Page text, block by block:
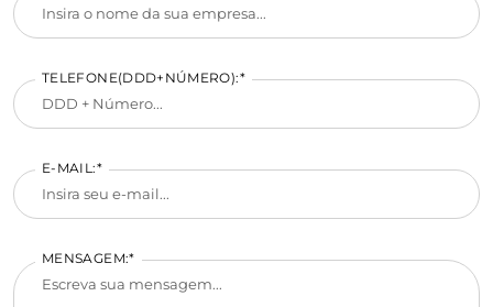
TELEFONE(DDD+NÚMERO):*
E-MAIL:*
MENSAGEM:*